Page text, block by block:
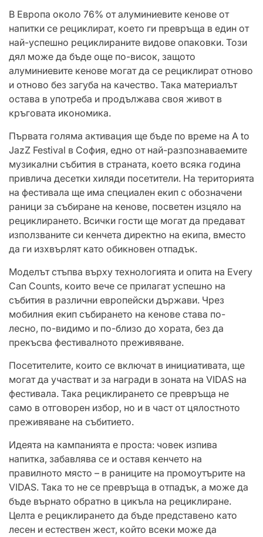
В Европа около 76% от алуминиевите кенове от
напитки се рециклират, което ги превръща в един от
най-успешно рециклираните видове опаковки. Този
дял може да бъде още по-висок, защото
алуминиевите кенове могат да се рециклират отново
и отново без загуба на качество. Така материалът
остава в употреба и продължава своя живот в
кръговата икономика.
Първата голяма активация ще бъде по време на A to
JazZ Festival в София, едно от най-разпознаваемите
музикални събития в страната, което всяка година
привлича десетки хиляди посетители. На територията
на фестивала ще има специален екип с обозначени
раници за събиране на кенове, посветен изцяло на
рециклирането. Всички гости ще могат да предават
използваните си кенчета директно на екипа, вместо
да ги изхвърлят като обикновен отпадък.
Моделът стъпва върху технологията и опита на Every
Can Counts, които вече се прилагат успешно на
събития в различни европейски държави. Чрез
мобилния екип събирането на кенове става по-
лесно, по-видимо и по-близо до хората, без да
прекъсва фестивалното преживяване.
Посетителите, които се включат в инициативата, ще
могат да участват и за награди в зоната на VIDAS на
фестивала. Така рециклирането се превръща не
само в отговорен избор, но и в част от цялостното
преживяване на събитието.
Идеята на кампанията е проста: човек изпива
напитка, забавлява се и оставя кенчето на
правилното място – в раниците на промоутърите на
VIDAS. Така то не се превръща в отпадък, а може да
бъде върнато обратно в цикъла на рециклиране.
Целта е рециклирането да бъде представено като
лесен и естествен жест, който всеки може да